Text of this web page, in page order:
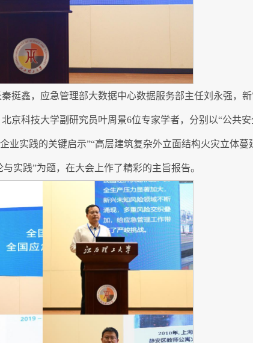
挺鑫，应急管理部大数据中心数据服务部主任刘永强，
京科技大学副研究员叶周景6位专家学者，分别以“公共
业实践的关键启示”“高层建筑复杂外立面结构火灾立体
实践”为题，在大会上作了精彩的主旨报告。